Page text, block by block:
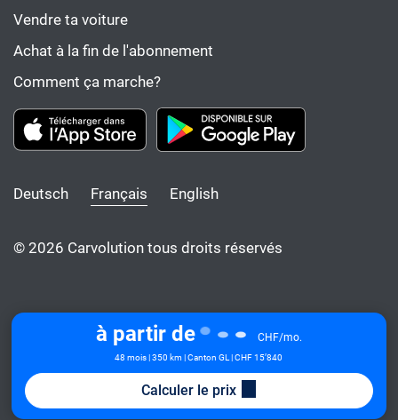
à partir de CHF/mo.
48 mois | 350 km | Canton GL | CHF 15’840
Calculer le prix
Vendre ta voiture
Achat à la fin de l'abonnement
Comment ça marche?
Deutsch Français English
© 2026 Carvolution tous droits réservés